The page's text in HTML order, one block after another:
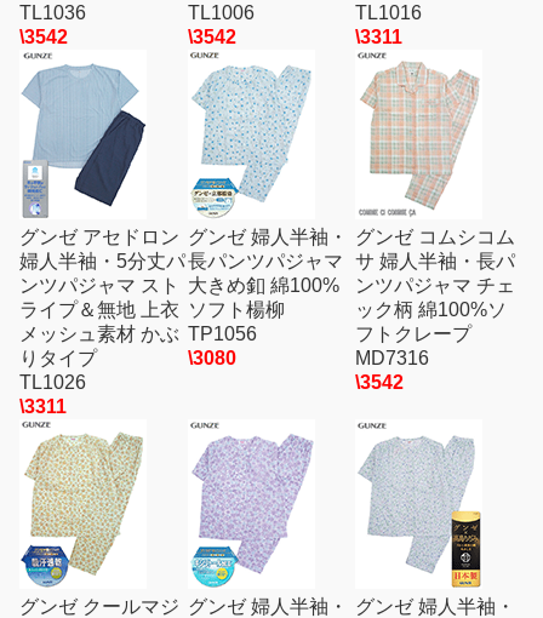
TL1036
\3542
TL1006
\3542
TL1016
\3311
グンゼ アセドロン
婦人半袖・5分丈パ
ンツパジャマ スト
ライプ＆無地 上衣
メッシュ素材 かぶ
りタイプ
TL1026
\3311
グンゼ 婦人半袖・
長パンツパジャマ
大きめ釦 綿100%
ソフト楊柳
TP1056
\3080
グンゼ コムシコム
サ 婦人半袖・長パ
ンツパジャマ チェ
ック柄 綿100%ソ
フトクレープ
MD7316
\3542
グンゼ クールマジ グンゼ 婦人半袖・
グンゼ 婦人半袖・